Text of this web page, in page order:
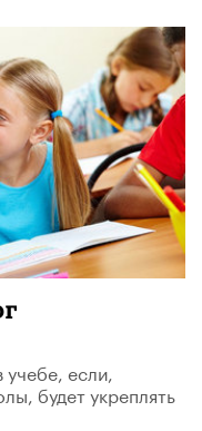
если,
будет укреплять